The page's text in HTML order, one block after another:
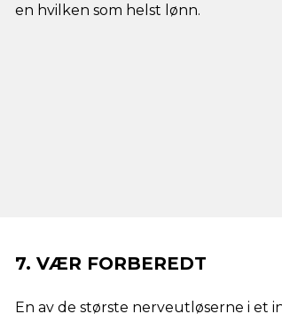
en hvilken som helst lønn.
7. VÆR FORBEREDT
En av de største nerveutløserne i et